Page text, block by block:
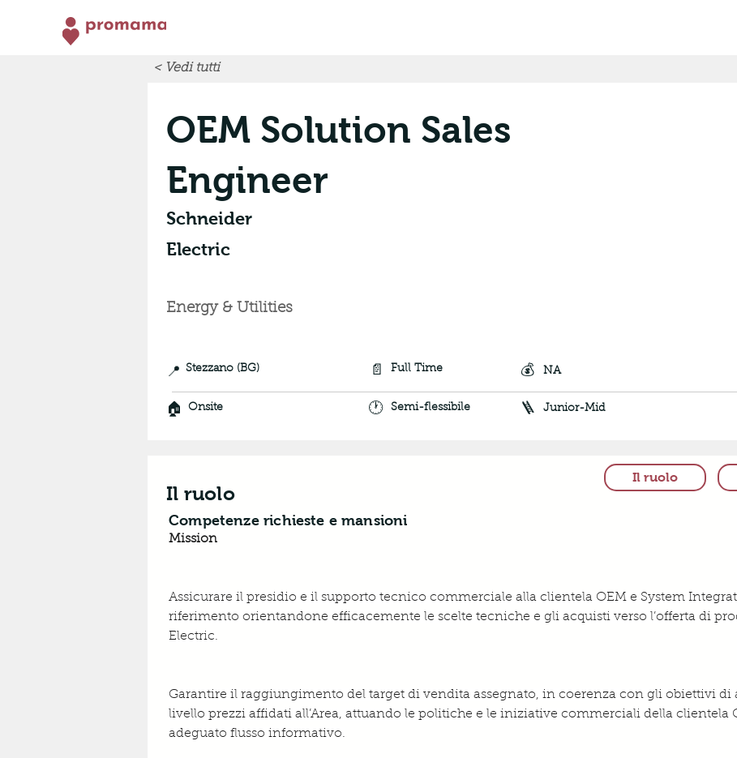
OEM Solution Sales
Engineer
Schneider
Electric
Energy & Utilities
📍 Stezzano (BG) 📄 Full Time 💰 NA
🏠 Onsite 🕐 Semi-flessibile 🪜 Junior-Mid
< Vedi tutti
Il ruolo
Il ruolo
Competenze richieste e mansioni
Mission
Assicurare il presidio e il supporto tecnico commerciale alla clientela OEM e System
riferimento orientandone efficacemente le scelte tecniche e gli acquisti verso l’offerta di
Electric.
Garantire il raggiungimento del target di vendita assegnato, in coerenza con gli obiettivi
livello prezzi affidati all’Area, attuando le politiche e le iniziative commerciali della clientela
adeguato flusso informativo.